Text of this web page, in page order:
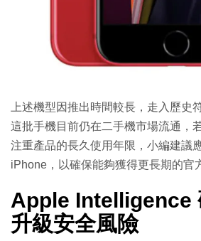
上述機型因推出時間較長，走入歷史
這批手機目前仍在二手機市場流通，
注重產品的長久使用年限，小編建議
iPhone，以確保能夠獲得更長期的官
Apple Intelligence
升級安全風險